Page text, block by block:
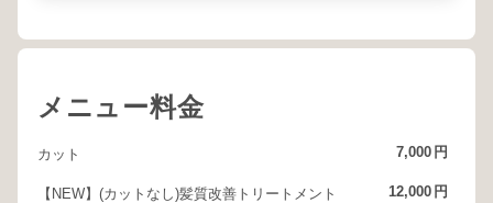
メニュー料金
カット 7,000 円
【NEW】(カットなし)髪質改善トリートメント
12,000 円